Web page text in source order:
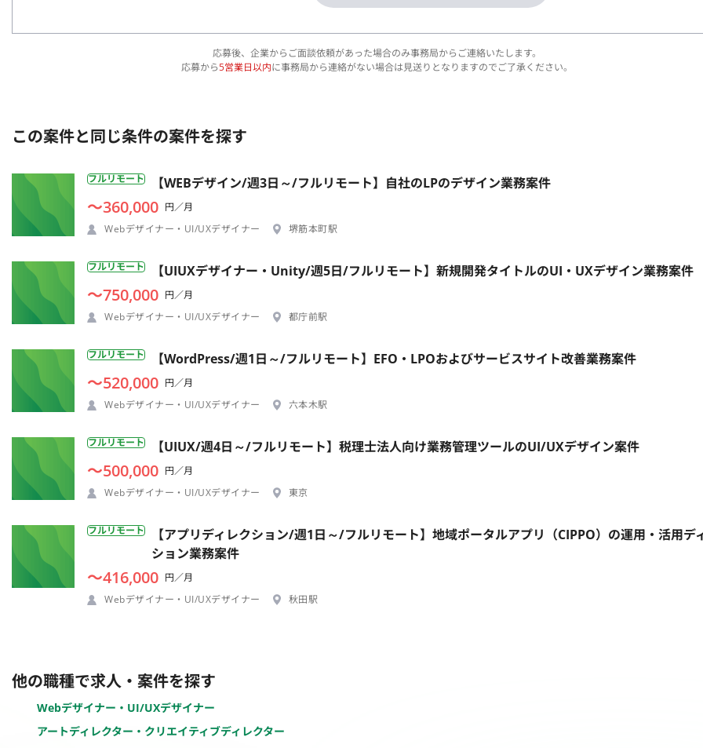
応募後、企業からご面談依頼があった場合のみ事務局からご連絡いたします。
応募から5営業日以内に事務局から連絡がない場合は見送りとなりますのでご了承ください。
この案件と同じ条件の案件を探す
フルリモート 【WEBデザイン/週3日～/フルリモート】自社のLPのデザイン業務案件
〜360,000 円／月
Webデザイナー・UI/UXデザイナー
堺筋本町駅
フルリモート 【UIUXデザイナー・Unity/週5日/フルリモート】新規開発タイトルのUI・UXデザイン業務案件
〜750,000 円／月
Webデザイナー・UI/UXデザイナー
都庁前駅
フルリモート 【WordPress/週1日～/フルリモート】EFO・LPOおよびサービスサイト改善業務案件
〜520,000 円／月
Webデザイナー・UI/UXデザイナー
六本木駅
フルリモート 【UIUX/週4日～/フルリモート】税理士法人向け業務管理ツールのUI/UXデザイン案件
〜500,000 円／月
Webデザイナー・UI/UXデザイナー
東京
フルリモート
【アプリディレクション/週1日～/フルリモート】地域ポータルアプリ（CIPPO）の運用・活用デ
ション業務案件
〜416,000 円／月
Webデザイナー・UI/UXデザイナー
秋田駅
他の職種で求人・案件を探す
Webデザイナー・UI/UXデザイナー
アートディレクター・クリエイティブディレクター